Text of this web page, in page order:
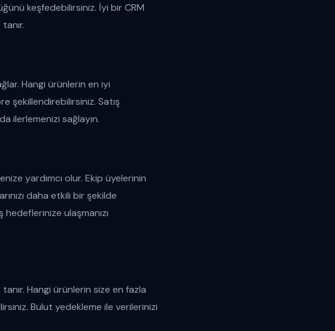
keşfedebilirsiniz. İyi bir CRM
Hangi ürünlerin en iyi
şekillendirebilirsiniz. Satış
ilerlemenizi sağlayın.
yardımcı olur. Ekip üyelerinin
daha etkili bir şekilde
ulaşmanızı
Hangi ürünlerin size en fazla
Bulut yedekleme ile verilerinizi